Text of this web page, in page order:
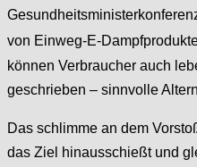
von Einweg-E-
können Verbraucher auch
geschrieben – sinnvolle
Das schlimme an dem
das Ziel hinausschießt und